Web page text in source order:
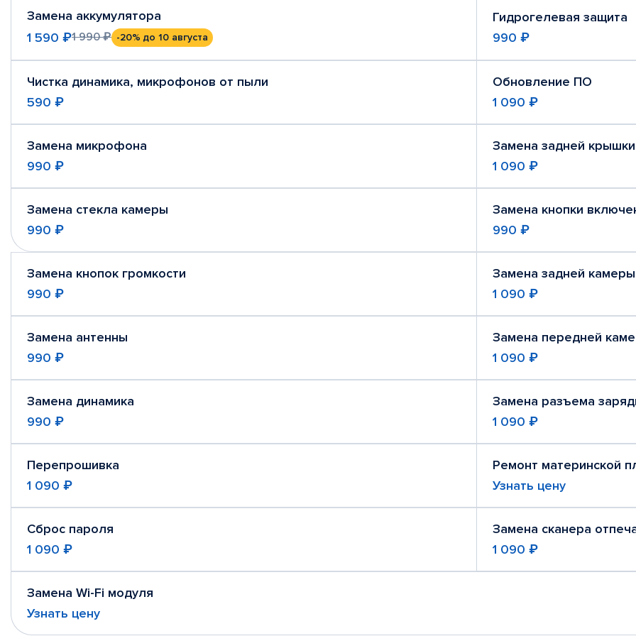
Замена аккумулятора
1 590 ₽1 990 ₽ -20% до 10 августа
Гидрогелевая защита
990 ₽
Чистка динамика, микрофонов от пыли
590 ₽
Обновление ПО
1 090 ₽
Замена микрофона
990 ₽
Замена задней крышки
1 090 ₽
Замена стекла камеры
990 ₽
Замена кнопки
990 ₽
Замена кнопок громкости
990 ₽
Замена задней камеры
1 090 ₽
Замена антенны
990 ₽
Замена передней
1 090 ₽
Замена динамика
990 ₽
Замена разъема
1 090 ₽
Перепрошивка
1 090 ₽
Ремонт материнской
Узнать цену
Сброс пароля
1 090 ₽
Замена сканера
1 090 ₽
Замена Wi-Fi модуля
Узнать цену